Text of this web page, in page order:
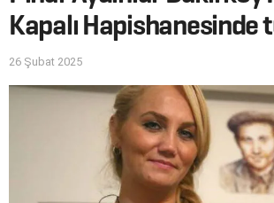
Kapalı Hapishanesinde
26 Şubat 2025